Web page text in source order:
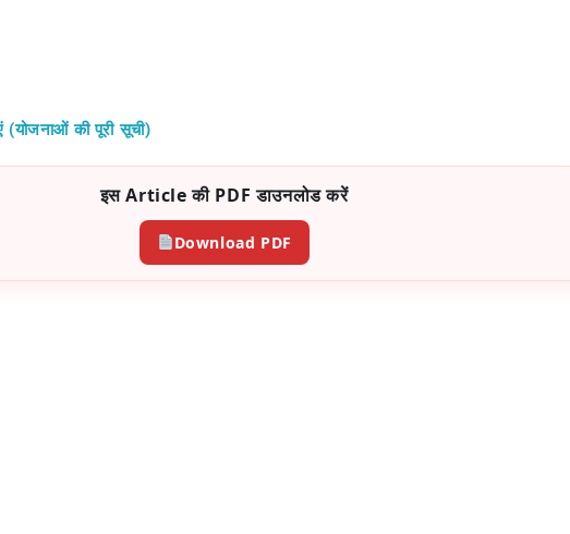
(योजनाओं की पूरी सूची)
इस Article की PDF डाउनलोड करें
Download PDF